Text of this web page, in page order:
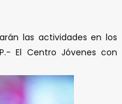
las actividades en los
El Centro Jóvenes con